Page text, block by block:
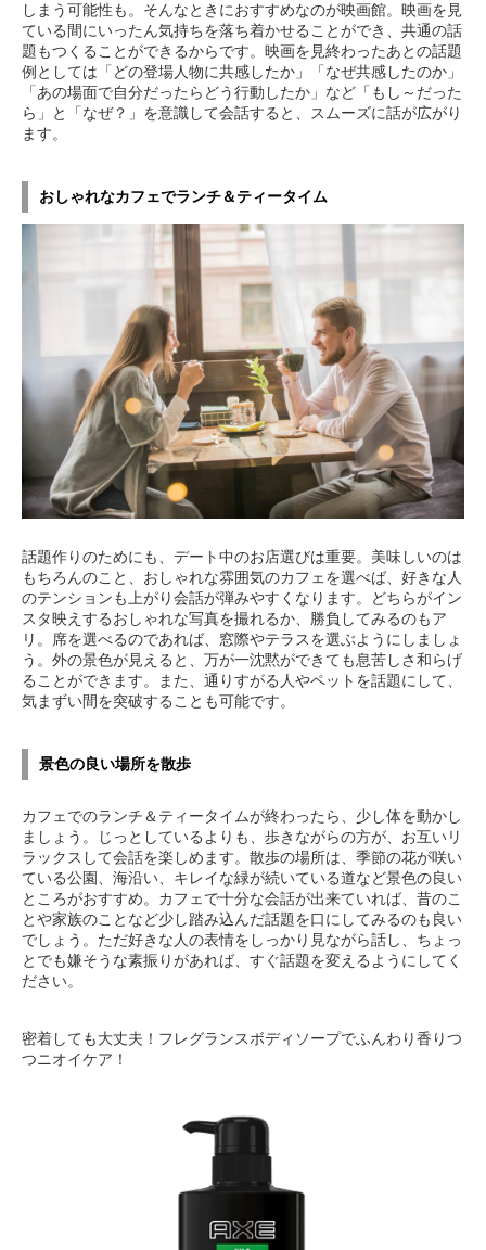
しまう可能性も。そんなときにおすすめなのが映画館。映画を見
ている間にいったん気持ちを落ち着かせることができ、共通の話
題もつくることができるからです。映画を見終わったあとの話題
例としては「どの登場人物に共感したか」「なぜ共感したのか」
「あの場面で自分だったらどう行動したか」など「もし～だった
ら」と「なぜ？」を意識して会話すると、スムーズに話が広がり
ます。
おしゃれなカフェでランチ＆ティータイム
話題作りのためにも、デート中のお店選びは重要。美味しいのは
もちろんのこと、おしゃれな雰囲気のカフェを選べば、好きな人
のテンションも上がり会話が弾みやすくなります。どちらがイン
スタ映えするおしゃれな写真を撮れるか、勝負してみるのもア
リ。席を選べるのであれば、窓際やテラスを選ぶようにしましょ
う。外の景色が見えると、万が一沈黙ができても息苦しさ和らげ
ることができます。また、通りすがる人やペットを話題にして、
気まずい間を突破することも可能です。
景色の良い場所を散歩
カフェでのランチ＆ティータイムが終わったら、少し体を動かし
ましょう。じっとしているよりも、歩きながらの方が、お互いリ
ラックスして会話を楽しめます。散歩の場所は、季節の花が咲い
ている公園、海沿い、キレイな緑が続いている道など景色の良い
ところがおすすめ。カフェで十分な会話が出来ていれば、昔のこ
とや家族のことなど少し踏み込んだ話題を口にしてみるのも良い
でしょう。ただ好きな人の表情をしっかり見ながら話し、ちょっ
とでも嫌そうな素振りがあれば、すぐ話題を変えるようにしてく
ださい。
密着しても大丈夫！フレグランスボディソープでふんわり香りつ
つニオイケア！